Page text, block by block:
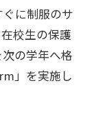
に制服のサ
校生の保護
の学年へ格
」を実施し